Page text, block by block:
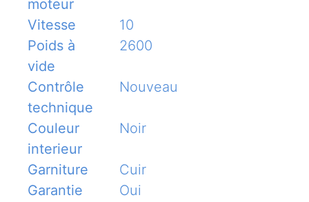
moteur
Vitesse
10
Poids à
vide
2600
Contrôle
technique
Nouveau
Couleur
interieur
Noir
Garniture
Cuir
Garantie
Oui